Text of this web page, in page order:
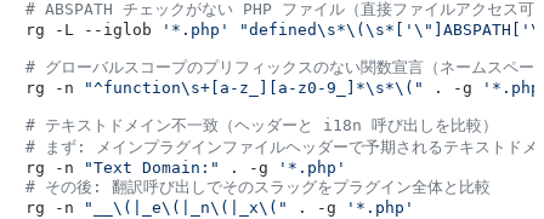
# ABSPATH チェックがない PHP ファイル（直接ファイルアクセス可
rg -L --iglob
'*.php'
# グローバルスコープのプリフィックスのない関数宣言（ネームスペー
rg -n
"^function\s+[a-z_][a-z0-9_]*\s*\(" . -g
# テキストドメイン不一致（ヘッダーと i18n 呼び出しを比較）
# まず: メインプラグインファイルヘッダーで予期されるテキストドメ
rg -n
"Text Domain:" . -g
'*.php'
# その後: 翻訳呼び出しでそのスラッグをプラグイン全体と比較
rg -n
"__\(|_e\(|_n\(|_x\(" . -g '*.php'